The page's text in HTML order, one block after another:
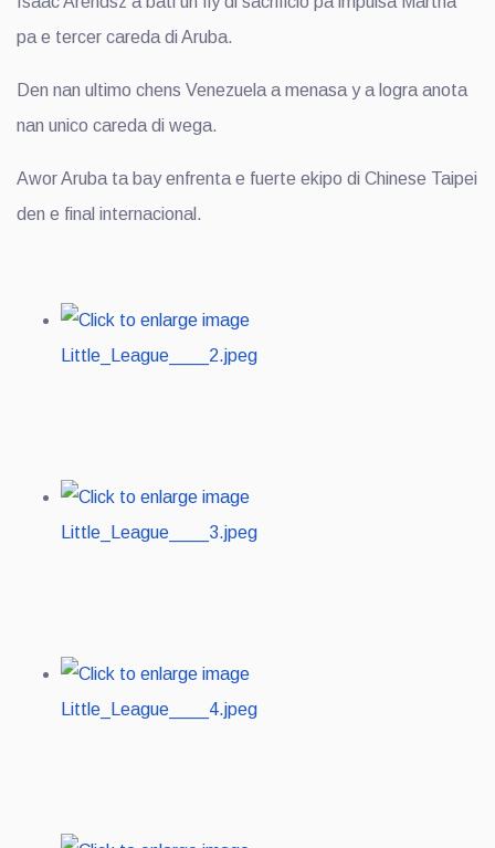
pa e tercer careda di Aruba.
Den nan ultimo chens Venezuela a menasa y a logra anota
nan unico careda di wega.
Awor Aruba ta bay enfrenta e fuerte ekipo di Chinese Taipei
den e final internacional.